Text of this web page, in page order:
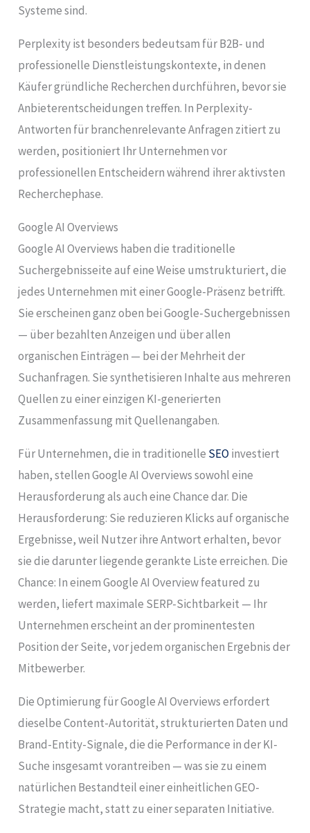
Systeme sind.
Perplexity ist besonders bedeutsam für B2B- und
professionelle Dienstleistungskontexte, in denen
Käufer gründliche Recherchen durchführen, bevor sie
Anbieterentscheidungen treffen. In Perplexity-
Antworten für branchenrelevante Anfragen zitiert zu
werden, positioniert Ihr Unternehmen vor
professionellen Entscheidern während ihrer aktivsten
Recherchephase.
Google AI Overviews
Google AI Overviews haben die traditionelle
Suchergebnisseite auf eine Weise umstrukturiert, die
jedes Unternehmen mit einer Google-Präsenz betrifft.
Sie erscheinen ganz oben bei Google-Suchergebnissen
— über bezahlten Anzeigen und über allen
organischen Einträgen — bei der Mehrheit der
Suchanfragen. Sie synthetisieren Inhalte aus mehreren
Quellen zu einer einzigen KI-generierten
Zusammenfassung mit Quellenangaben.
Für Unternehmen, die in traditionelle SEO investiert
haben, stellen Google AI Overviews sowohl eine
Herausforderung als auch eine Chance dar. Die
Herausforderung: Sie reduzieren Klicks auf organische
Ergebnisse, weil Nutzer ihre Antwort erhalten, bevor
sie die darunter liegende gerankte Liste erreichen. Die
Chance: In einem Google AI Overview featured zu
werden, liefert maximale SERP-Sichtbarkeit — Ihr
Unternehmen erscheint an der prominentesten
Position der Seite, vor jedem organischen Ergebnis der
Mitbewerber.
Die Optimierung für Google AI Overviews erfordert
dieselbe Content-Autorität, strukturierten Daten und
Brand-Entity-Signale, die die Performance in der KI-
Suche insgesamt vorantreiben — was sie zu einem
natürlichen Bestandteil einer einheitlichen GEO-
Strategie macht, statt zu einer separaten Initiative.